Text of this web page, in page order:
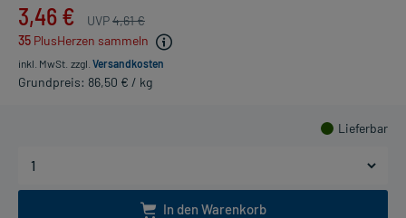
3,46 € UVP4,61 €
35 PlusHerzen sammeln
inkl. MwSt. zzgl. Versandkosten
Grundpreis: 86,50 € / kg
Lieferbar
In den Warenkorb